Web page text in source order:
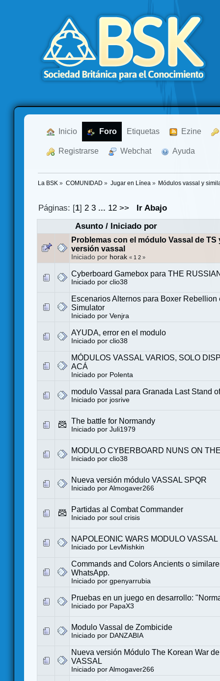
Inicio Foro Etiquetas Ezine
Registrarse Webchat Ayuda
La BSK » COMUNIDAD » Jugar en Línea » Módulos vassal y
Páginas: [1]2 3 ... 12 >>
Ir Abajo
Asunto/ Iniciado por
Problemas con el módulo Vassal de TS
versión vassal
Iniciado por horak « 1 2 »
Cyberboard Gamebox para THE
Iniciado por clio38
Escenarios Alternos para Boxer Rebellion
Simulator
Iniciado por Venjra
AYUDA, error en el modulo
Iniciado por clio38
MÓDULOS VASSAL VARIOS, SOLO
ACÁ
Iniciado por Polenta
modulo Vassal para Granada Last Stand
Iniciado por josrive
The battle for Normandy
Iniciado por Juli1979
MODULO CYBERBOARD NUNS ON
Iniciado por clio38
Nueva versión módulo VASSAL SPQR
Iniciado por Almogaver266
Partidas al Combat Commander
Iniciado por soul crisis
NAPOLEONIC WARS MODULO VASSAL
Iniciado por LevMishkin
Commands and Colors Ancients o
WhatsApp.
Iniciado por gpenyarrubia
Pruebas en un juego en desarrollo:
Iniciado por PapaX3
Modulo Vassal de Zombicide
Iniciado por DANZABIA
Nueva versión Módulo The Korean War
VASSAL
Iniciado por Almogaver266